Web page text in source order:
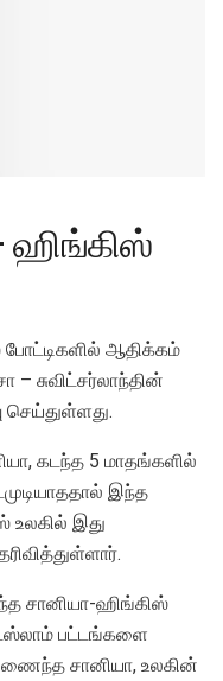
ஹிங்கிஸ்
ஆதிக்கம்
– சுவிட்சர்லாந்தின்
செய்துள்ளது.
கடந்த 5 மாதங்களில்
இந்த
உலகில் இது
சானியா-ஹிங்கிஸ்
பட்டங்களை
சானியா, உலகின்